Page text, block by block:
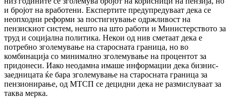
и бројот на вработени. Експертите предупредуваат дека се
неопходни реформи за постигнување одржливост на
пензискиот систем, нешто на што работи и Министерството за
труд и социјална политика. Некои од нив сметаат дека е
потребно зголемување на старосната граница, но во
комбинација со минимално зголемување на процентот за
придонеси. Иако неодамна имаше информации дека бизнис-
заедницата ќе бара зголемување на старосната граница за
пензионирање, од МТСП се децидни дека не размислуваат за
таква мерка.